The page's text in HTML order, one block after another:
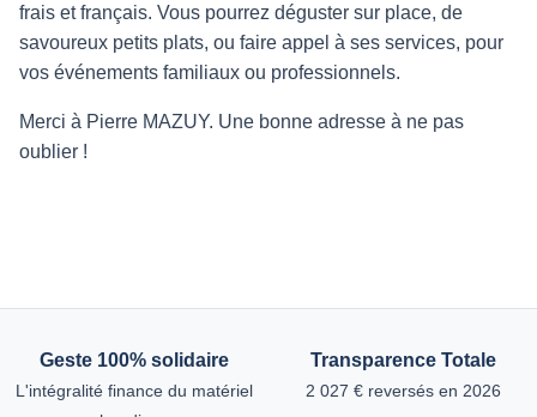
frais et français. Vous pourrez déguster sur place, de
savoureux petits plats, ou faire appel à ses services, pour
vos événements familiaux ou professionnels.
Merci à Pierre MAZUY. Une bonne adresse à ne pas
oublier !
Geste 100% solidaire
L'intégralité finance du matériel
Transparence Totale
2 027 € reversés en 2026